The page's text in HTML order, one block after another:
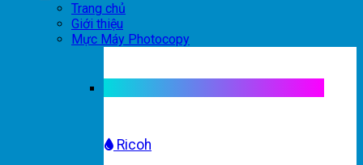
Trang chủ
Giới thiệu
Mực Máy Photocopy
Ricoh